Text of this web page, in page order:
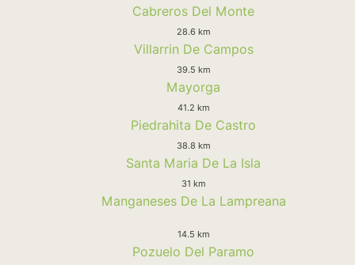
Cabreros Del Monte
28.6 km
Villarrin De Campos
39.5 km
Mayorga
41.2 km
Piedrahita De Castro
38.8 km
Santa Maria De La Isla
31 km
Manganeses De La Lampreana
14.5 km
Pozuelo Del Paramo